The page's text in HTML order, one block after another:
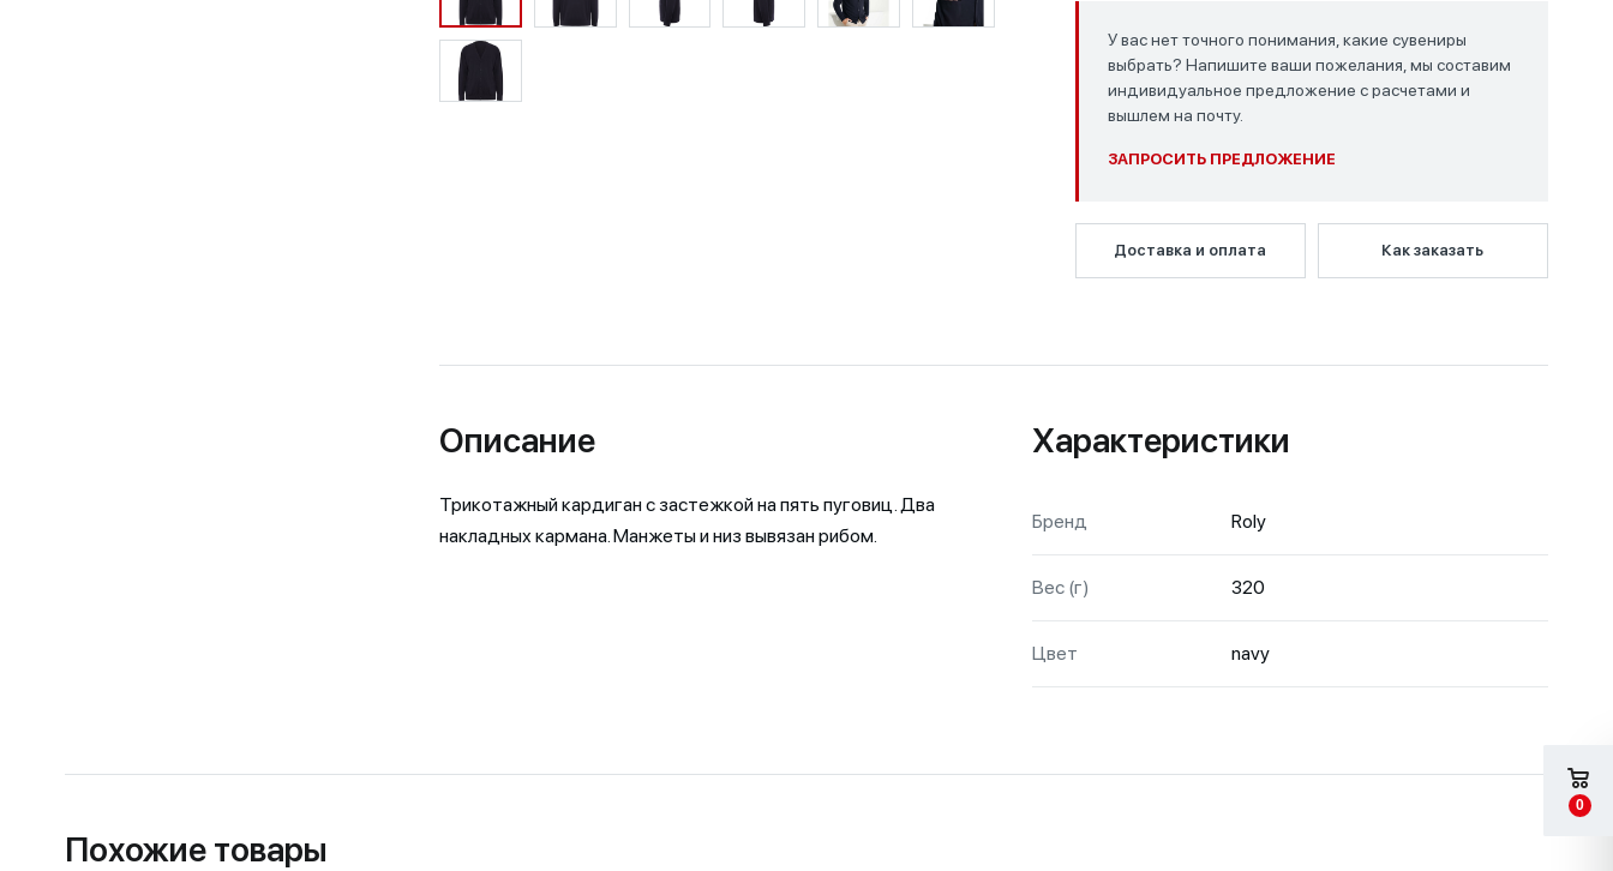
У вас нет точного понимания, какие сувениры
выбрать? Напишите ваши пожелания, мы составим
индивидуальное предложение с расчетами и
вышлем на почту.
ЗАПРОСИТЬ ПРЕДЛОЖЕНИЕ
Доставка и оплата Как заказать
Описание
Трикотажный кардиган с застежкой на пять пуговиц. Два
накладных кармана. Манжеты и низ вывязан рибом.
Характеристики
Бренд Roly
Вес (г) 320
Цвет navy
Похожие товары
0